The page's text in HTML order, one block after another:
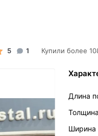
5 1 Купили более
Длина
Толщина
Ширина